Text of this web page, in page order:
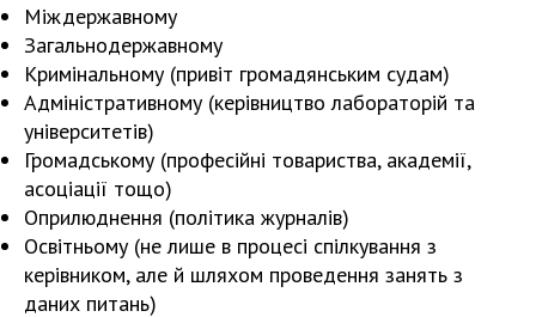
Міждержавному
Загальнодержавному
Кримінальному (привіт громадянським судам)
Адміністративному (керівництво лабораторій та
університетів)
Громадському (професійні товариства, академії,
асоціації тощо)
Оприлюднення (політика журналів)
Освітньому (не лише в процесі спілкування з
керівником, але й шляхом проведення занять з
даних питань)